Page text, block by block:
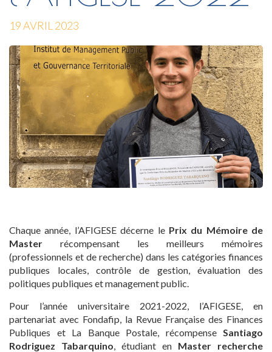
19 AVRIL 2023
Chaque année, l’AFIGESE décerne le Prix du Mémoire de
Master récompensant les meilleurs mémoires
(professionnels et de recherche) dans les catégories finances
publiques locales, contrôle de gestion, évaluation des
politiques publiques et management public.
Pour l’année universitaire 2021-2022, l’AFIGESE, en
partenariat avec Fondafip, la Revue Française des Finances
Publiques et La Banque Postale, récompense Santiago
Rodriguez Tabarquino , étudiant en Master recherche